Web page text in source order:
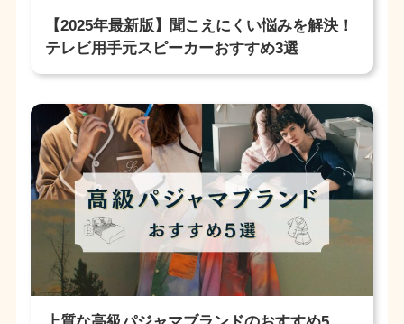
【2025年最新版】聞こえにくい悩みを解決！
テレビ用手元スピーカーおすすめ3選